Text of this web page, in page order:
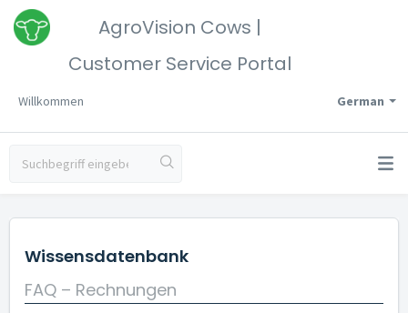
AgroVision Cows |
Customer Service Portal
German
Willkommen
Wissensdatenbank
FAQ – Rechnungen